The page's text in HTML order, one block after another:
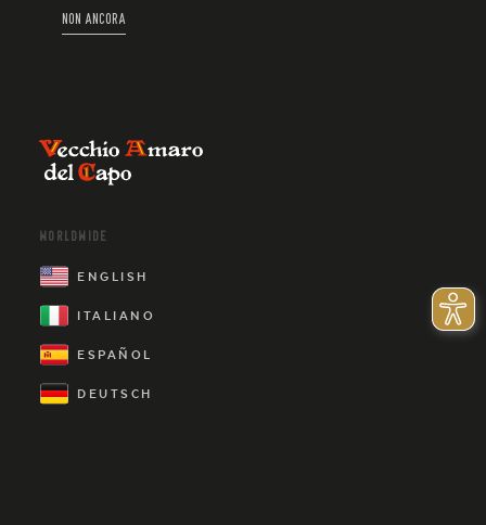
NON ANCORA
WORLDWIDE
ENGLISH
ITALIANO
ESPAÑOL
DEUTSCH